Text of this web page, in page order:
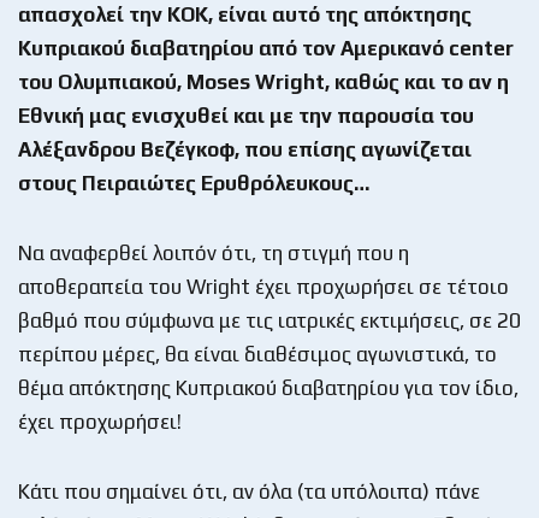
απασχολεί την ΚΟΚ, είναι αυτό της απόκτησης
Κυπριακού διαβατηρίου από τον Αμερικανό center
του Ολυμπιακού, Moses Wright, καθώς και το αν η
Εθνική μας ενισχυθεί και με την παρουσία του
Αλέξανδρου Βεζέγκοφ, που επίσης αγωνίζεται
στους Πειραιώτες Ερυθρόλευκους…
Να αναφερθεί λοιπόν ότι, τη στιγμή που η
αποθεραπεία του Wright έχει προχωρήσει σε τέτοιο
βαθμό που σύμφωνα με τις ιατρικές εκτιμήσεις, σε 20
περίπου μέρες, θα είναι διαθέσιμος αγωνιστικά, το
θέμα απόκτησης Κυπριακού διαβατηρίου για τον ίδιο,
έχει προχωρήσει!
Κάτι που σημαίνει ότι, αν όλα (τα υπόλοιπα) πάνε